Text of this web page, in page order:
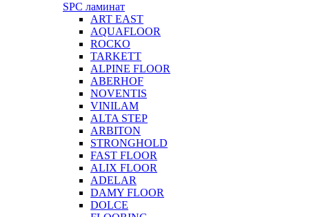
SPC ламинат
ART EAST
AQUAFLOOR
ROCKO
TARKETT
ALPINE FLOOR
ABERHOF
NOVENTIS
VINILAM
ALTA STEP
ARBITON
STRONGHOLD
FAST FLOOR
ALIX FLOOR
ADELAR
DAMY FLOOR
DOLCE